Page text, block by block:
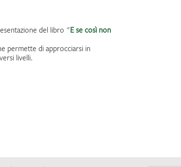
del libro "E se così non
permette di approcciarsi in
livelli.